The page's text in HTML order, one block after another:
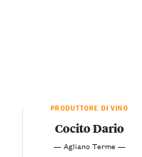
PRODUTTORE DI VINO
Cocito Dario
— Agliano Terme —